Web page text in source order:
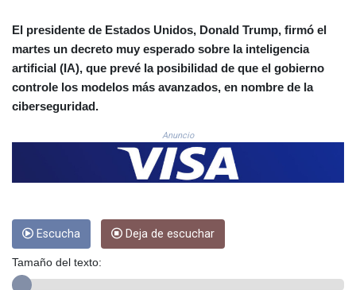
CUC 1.155308
CUP 30.615654
CVE 110.229477
CZK 24.187288
DOP 67.276572
DZD 153.581966
EGP 57.556847
FJD 2.553806
FKP 0.858651
GEL 3.021126
El presidente de Estados Unidos, Donald Trump, firmó el
martes un decreto muy esperado sobre la inteligencia
artificial (IA), que prevé la posibilidad de que el gobierno
controle los modelos más avanzados, en nombre de la
ciberseguridad.
Anuncio
Escucha Deja de escuchar
Tamaño del texto: